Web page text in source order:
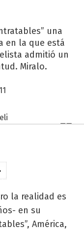
una
en la que está
admitió un
Miralo.
la realidad es
en su
América,